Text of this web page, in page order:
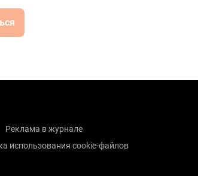
Реклама в журнале
использования cookie-файлов